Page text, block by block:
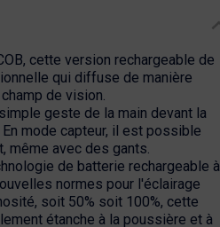
cette version rechargeable de
qui diffuse de manière
de vision.
geste de la main devant la
mode capteur, il est possible
même avec des gants.
de batterie rechargeable à
normes pour l'éclairage
soit 50% soit 100%, cette
étanche à la poussière et à